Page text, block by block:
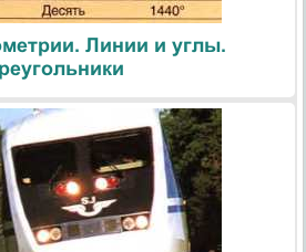
Линии и углы.